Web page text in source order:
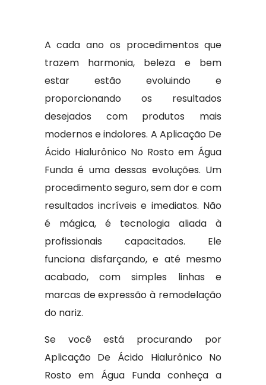
A cada ano os procedimentos que
trazem harmonia, beleza e bem
estar estão evoluindo e
proporcionando os resultados
desejados com produtos mais
modernos e indolores. A Aplicação De
Ácido Hialurônico No Rosto em Água
Funda é uma dessas evoluções. Um
procedimento seguro, sem dor e com
resultados incríveis e imediatos. Não
é mágica, é tecnologia aliada à
profissionais capacitados. Ele
funciona disfarçando, e até mesmo
acabado, com simples linhas e
marcas de expressão à remodelação
do nariz.
Se você está procurando por
Aplicação De Ácido Hialurônico No
Rosto em Água Funda conheça a